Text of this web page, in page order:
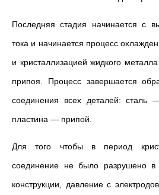
Последняя стадия начинается с
тока и начинается процесс
и кристаллизацией жидкого
припоя. Процесс завершается
соединения всех деталей: сталь
пластина — припой.
Для того чтобы в период
соединение не было разрушено в
конструкции, давление с